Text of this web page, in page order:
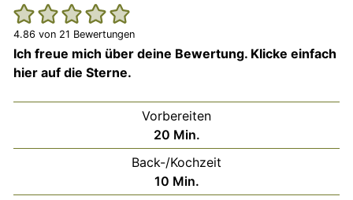
4.86 von 21 Bewertungen
Ich freue mich über deine Bewertung. Klicke einfach
hier auf die Sterne.
Vorbereiten
20Minuten
Min.
Back-/Kochzeit
10Minuten
Min.